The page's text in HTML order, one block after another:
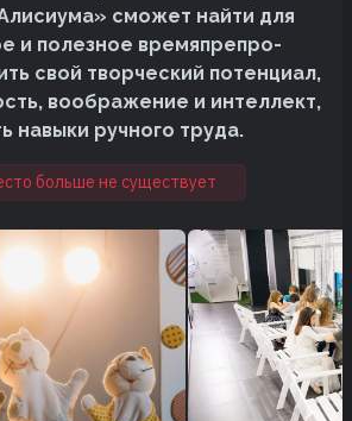
сможет найти для
и полезное время­препро­
свой творческий потенциал,
воображение и интеллект,
навыки ручного труда.
больше не существует